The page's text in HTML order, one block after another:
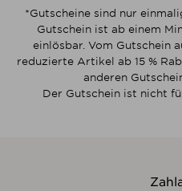
*Gutscheine sind nur
Gutschein ist ab einem
einlösbar. Vom Gutschein
reduzierte Artikel ab 15 %
anderen
Der Gutschein ist nicht